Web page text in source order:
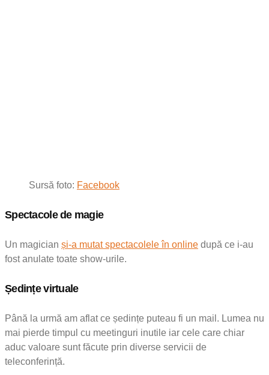
Sursă foto: Facebook
Spectacole de magie
Un magician și-a mutat spectacolele în online după ce i-au
fost anulate toate show-urile.
Ședințe virtuale
Până la urmă am aflat ce ședințe puteau fi un mail. Lumea nu
mai pierde timpul cu meetinguri inutile iar cele care chiar
aduc valoare sunt făcute prin diverse servicii de
teleconferință.